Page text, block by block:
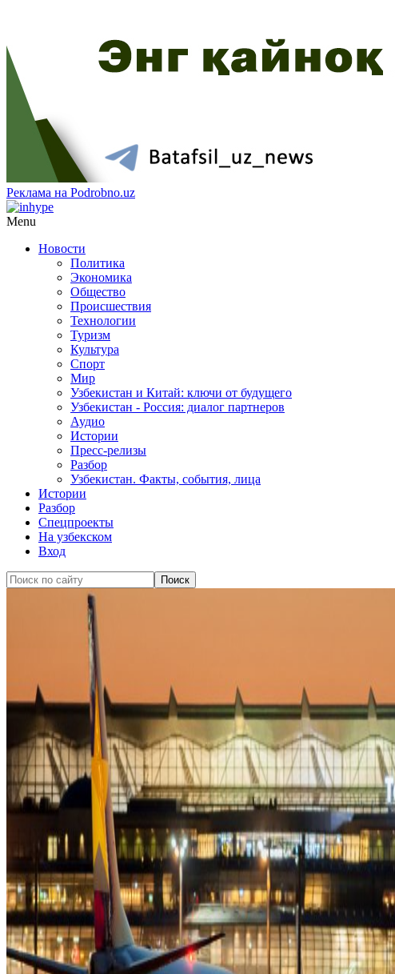
Реклама на Podrobno.uz
Menu
Новости
Политика
Экономика
Общество
Происшествия
Технологии
Туризм
Культура
Спорт
Мир
Узбекистан и Китай: ключи от будущего
Узбекистан - Россия: диалог партнеров
Аудио
Истории
Пресс-релизы
Разбор
Узбекистан. Факты, события, лица
Истории
Разбор
Спецпроекты
На узбекском
Вход